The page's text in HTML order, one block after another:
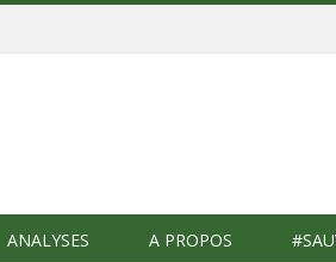
ANALYSES A PROPOS